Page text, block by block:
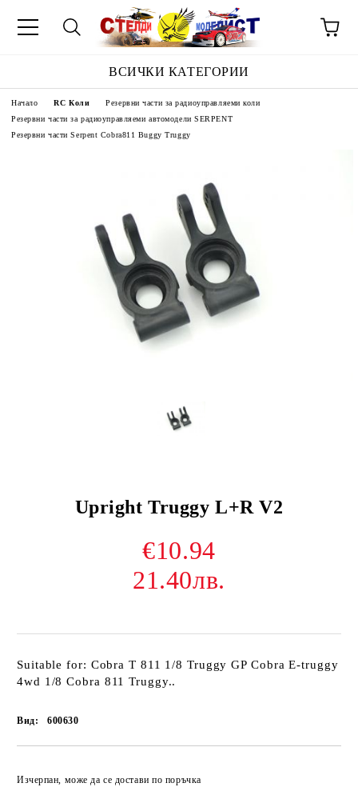
ВСИЧКИ КАТЕГОРИИ
Начало RC Коли
Резервни части за радиоуправляеми коли
Резервни части за радиоуправляеми автомодели SERPENT
Резервни части Serpent Cobra811 Buggy Truggy
Upright Truggy L+R V2
€10.94
21.40лв.
Suitable for: Cobra T 811 1/8 Truggy GP Cobra E-truggy
4wd 1/8 Cobra 811 Truggy..
Вид: 600630
Изчерпан, може да се достави по поръчка